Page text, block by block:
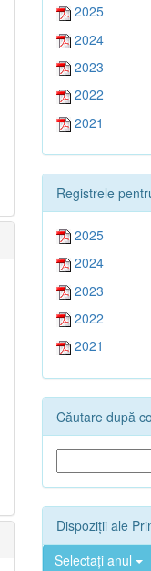
2025
2024
2023
2022
2021
Registrele
2025
2024
2023
2022
2021
Căutare după
Dispoziții ale
Selectați anul